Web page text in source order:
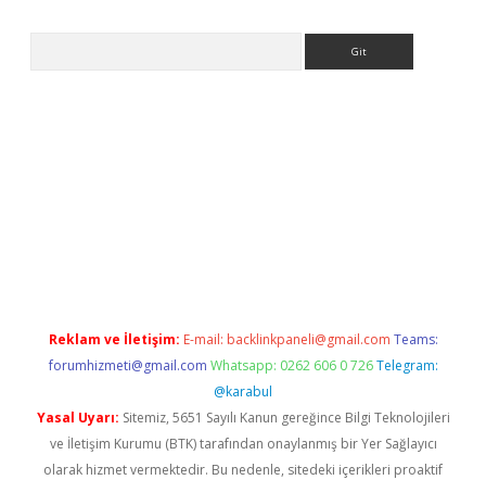
Reklam ve İletişim: E-mail: backlinkpaneli@gmail.com Teams:
forumhizmeti@gmail.com Whatsapp: 0262 606 0 726 Telegram:
@karabul
Yasal Uyarı: Sitemiz, 5651 Sayılı Kanun gereğince Bilgi Teknolojileri
ve İletişim Kurumu (BTK) tarafından onaylanmış bir Yer Sağlayıcı
olarak hizmet vermektedir. Bu nedenle, sitedeki içerikleri proaktif